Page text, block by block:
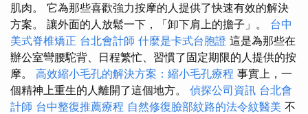
肌肉。 它為那些喜歡強力按摩的人提供了快速有效的解決
方案。 讓外面的人放鬆一下，「卸下肩上的擔子」。 台中
美式脊椎矯正 台北會計師 什麼是卡式台胞證 這是為那些在
辦公室彎腰駝背、日程繁忙、習慣了固定期限的人提供的按
摩。 高效縮小毛孔的解決方案：縮小毛孔療程 事實上，一
個精神上重生的人離開了這個地方。 偵探公司資訊 台北會
計師 台中整復推薦療程 自然修復臉部紋路的法令紋醫美 不